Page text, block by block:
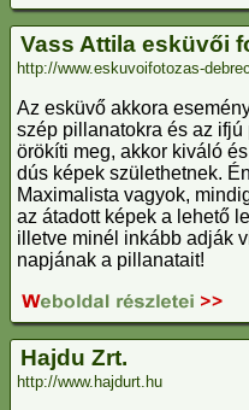
Vass Attila esküvői
http://www.eskuvoifotozas-
Az esküvő akkora
szép pillanatokra és az
örökíti meg, akkor kiváló
dús képek születhetnek.
Maximalista vagyok,
az átadott képek a lehető
illetve minél inkább adják
napjának a pillanatait!
Hajdu Zrt.
http://www.hajdurt.hu